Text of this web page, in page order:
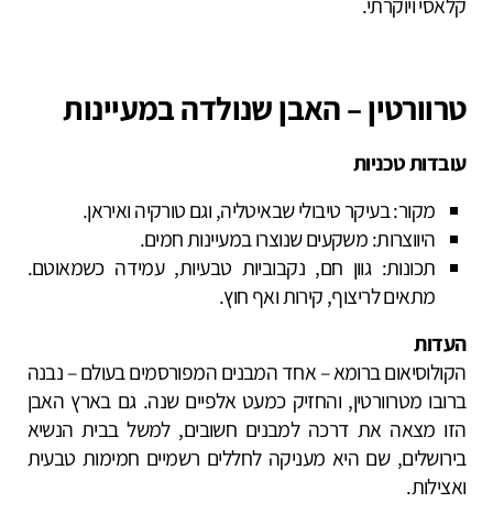
טרוורטין – האבן שנולדה במעיינות
עובדות טכניות
מקור: בעיקר טיבולי שבאיטליה, וגם טורקיה ואיראן.
היווצרות: משקעים שנוצרו במעיינות חמים.
תכונות: גוון חם, נקבוביות טבעיות, עמידה כשמאוטם.
מתאים לריצוף, קירות ואף חוץ.
העדות
הקולוסיאום ברומא – אחד המבנים המפורסמים בעולם – נבנה
ברובו מטרוורטין, והחזיק כמעט אלפיים שנה. גם בארץ האבן
הזו מצאה את דרכה למבנים חשובים, למשל בבית הנשיא
בירושלים, שם היא מעניקה לחללים רשמיים חמימות טבעית
ואצילות.